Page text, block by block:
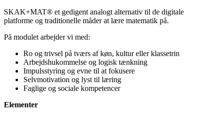
SKAK+MAT® et gedigent analogt alternativ til de digitale
platforme og traditionelle måder at lære matematik på.
På modulet arbejder vi med:
Ro og trivsel på tværs af køn, kultur eller klassetrin
Arbejdshukommelse og logisk tænkning
Impulsstyring og evne til at fokusere
Selvmotivation og lyst til læring
Faglige og sociale kompetencer
Elementer